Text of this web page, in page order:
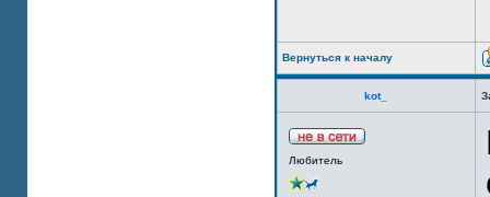
Вернуться к началу
kot_
Любитель